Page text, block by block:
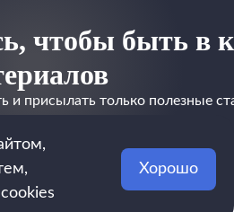
чтобы быть в
и присылать только полезные
Хорошо